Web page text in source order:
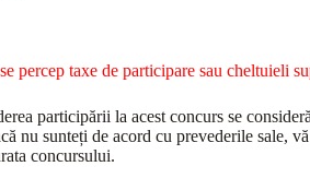
percep taxe de participare sau cheltuieli
participării la acest concurs se
nu sunteți de acord cu prevederile sale,
concursului.